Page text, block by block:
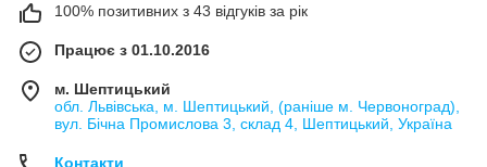
100% позитивних з 43 відгуків за рік
Працює з 01.10.2016
м. Шептицький
обл. Львівська, м. Шептицький, (раніше м. Червоноград),
вул. Бічна Промислова 3, склад 4, Шептицький, Україна
Контакти